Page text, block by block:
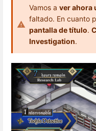
Vamos a ver ahora
faltado. En cuanto
pantalla de título.
Investigation.